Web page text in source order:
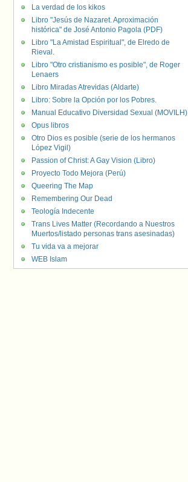
La verdad de los kikos
Libro "Jesús de Nazaret. Aproximación
histórica" de José Antonio Pagola (PDF)
Libro "La Amistad Espiritual", de Elredo de
Rieval.
Libro "Otro cristianismo es posible", de Roger
Lenaers
Libro Miradas Atrevidas (Aldarte)
Libro: Sobre la Opción por los Pobres.
Manual Educativo Diversidad Sexual (MOVILH)
Opus libros
Otro Dios es posible (serie de los hermanos
López Vigil)
Passion of Christ: A Gay Vision (Libro)
Proyecto Todo Mejora (Perú)
Queering The Map
Remembering Our Dead
Teología Indecente
Trans Lives Matter (Recordando a Nuestros
Muertos/listado personas trans asesinadas)
Tu vida va a mejorar
WEB Islam